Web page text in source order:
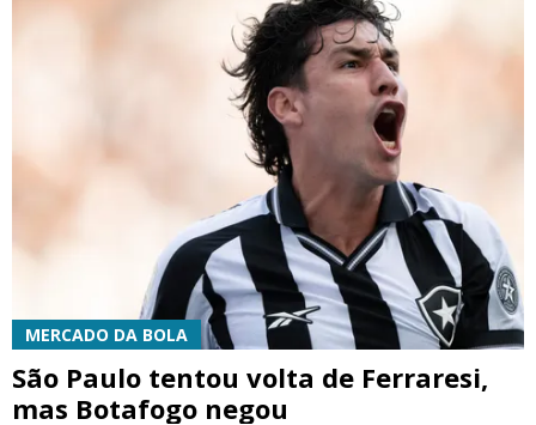
MERCADO DA BOLA
São Paulo tentou volta de Ferraresi,
mas Botafogo negou